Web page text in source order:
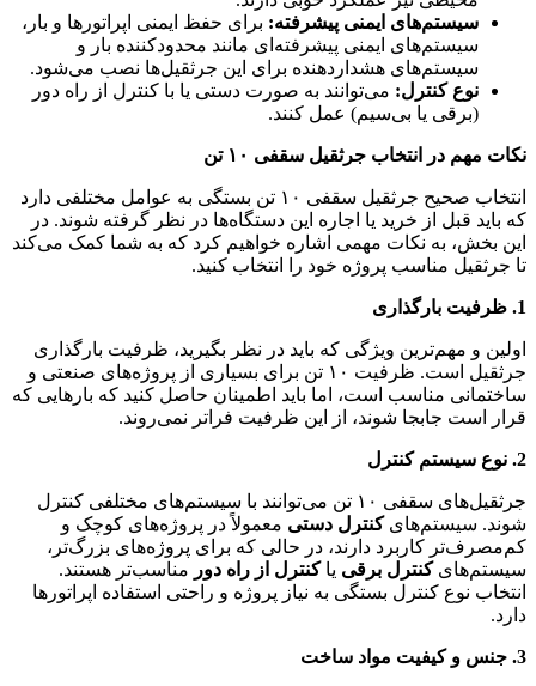
سیستم‌های ایمنی پیشرفته: برای حفظ ایمنی اپراتورها و بار،
سیستم‌های ایمنی پیشرفته‌ای مانند محدودکننده بار و
سیستم‌های هشداردهنده برای این جرثقیل‌ها نصب می‌شود.
نوع کنترل: می‌توانند به صورت دستی یا با کنترل از راه دور
(برقی یا بی‌سیم) عمل کنند.
نکات مهم در انتخاب جرثقیل سقفی ۱۰ تن
انتخاب صحیح جرثقیل سقفی ۱۰ تن بستگی به عوامل مختلفی دارد
که باید قبل از خرید یا اجاره این دستگاه‌ها در نظر گرفته شوند. در
این بخش، به نکات مهمی اشاره خواهیم کرد که به شما کمک می‌کند
تا جرثقیل مناسب پروژه خود را انتخاب کنید.
1. ظرفیت بارگذاری
اولین و مهم‌ترین ویژگی که باید در نظر بگیرید، ظرفیت بارگذاری
جرثقیل است. ظرفیت ۱۰ تن برای بسیاری از پروژه‌های صنعتی و
ساختمانی مناسب است، اما باید اطمینان حاصل کنید که بارهایی که
قرار است جابجا شوند، از این ظرفیت فراتر نمی‌روند.
2. نوع سیستم کنترل
جرثقیل‌های سقفی ۱۰ تن می‌توانند با سیستم‌های مختلفی کنترل
شوند. سیستم‌هایکنترل دستی معمولاً در پروژه‌های کوچک و
کم‌مصرف‌تر کاربرد دارند، در حالی که برای پروژه‌های بزرگ‌تر،
سیستم‌هایکنترل برقی یاکنترل از راه دور مناسب‌تر هستند.
انتخاب نوع کنترل بستگی به نیاز پروژه و راحتی استفاده اپراتورها
دارد.
3. جنس و کیفیت مواد ساخت